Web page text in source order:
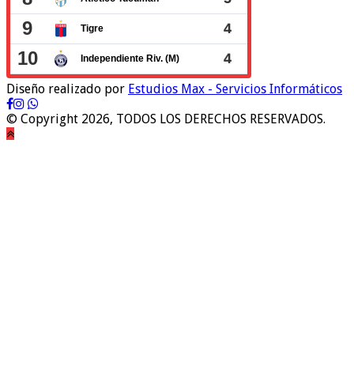
Diseño realizado por Estudios Max - Servicios Informáticos
© Copyright 2026, TODOS LOS DERECHOS RESERVADOS.